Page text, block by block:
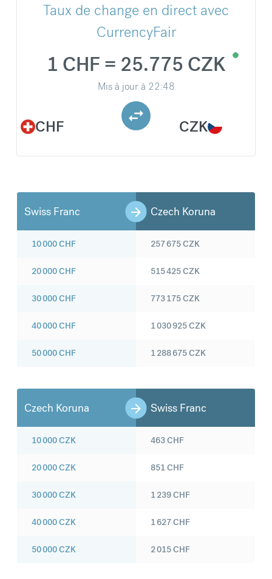
Taux de change en direct avec
CurrencyFair
CHF
1 CHF = 25.775 CZK
Mis à jour à 22:48
CZK
Swiss Franc Czech Koruna
10 000CHF
20 000CHF
30 000CHF
40 000CHF
50 000CHF
257 675CZK
515 425CZK
773 175CZK
1 030 925CZK
1 288 675CZK
Czech Koruna Swiss Franc
10 000CZK
20 000CZK
30 000CZK
40 000CZK
50 000CZK
463CHF
851CHF
1 239CHF
1 627CHF
2 015CHF